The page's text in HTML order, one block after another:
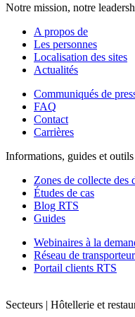
Notre mission, notre
A propos de
Les personnes
Localisation des sites
Actualités
Communiqués de
FAQ
Contact
Carrières
Informations, guides et
Zones de collecte des
Études de cas
Blog RTS
Guides
Webinaires à la
Réseau de
Portail clients RTS
Secteurs | Hôtellerie et